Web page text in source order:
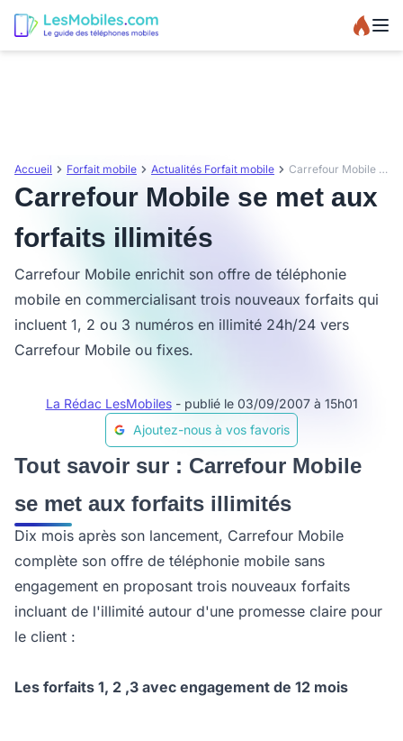
Accueil Forfait mobile Actualités Forfait mobile Carrefour Mobile se met aux forfaits illimités
Carrefour Mobile se met aux
forfaits illimités
Carrefour Mobile enrichit son offre de téléphonie
mobile en commercialisant trois nouveaux forfaits qui
incluent 1, 2 ou 3 numéros en illimité 24h/24 vers
Carrefour Mobile ou fixes.
La Rédac LesMobiles - publié le 03/09/2007 à 15h01
Ajoutez-nous à vos favoris
Tout savoir sur : Carrefour Mobile
se met aux forfaits illimités
Dix mois après son lancement, Carrefour Mobile
complète son offre de téléphonie mobile sans
engagement en proposant trois nouveaux forfaits
incluant de l'illimité autour d'une promesse claire pour
le client :
Les forfaits 1, 2 ,3 avec engagement de 12 mois